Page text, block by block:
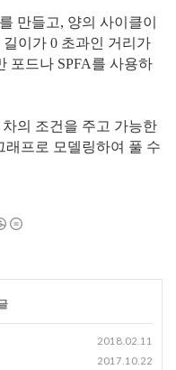
만들고, 양의 사이클이
이가 0 초과인 거리가
포드나 SPFA를 사용하
의 조건을 주고 가능한
래프로 모델링하여 풀 수
2018.02.11
2017.10.22